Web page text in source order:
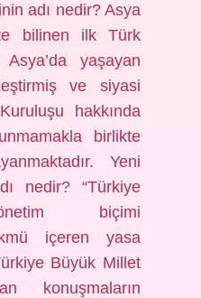
adı nedir? Asya
bilinen ilk Türk
yaşayan
ve siyasi
hakkında
birlikte
Yeni
nedir? “Türkiye
biçimi
içeren yasa
Büyük Millet
konuşmaların